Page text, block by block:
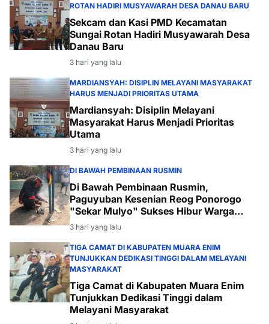
ROTAN HADIRI MUSYAWARAH DESA DANAU BARU
Sekcam dan Kasi PMD Kecamatan
Sungai Rotan Hadiri Musyawarah Desa
Danau Baru
3 hari yang lalu
MARDIANSYAH: DISIPLIN MELAYANI MASYARAKAT
HARUS MENJADI PRIORITAS UTAMA
Mardiansyah: Disiplin Melayani
Masyarakat Harus Menjadi Prioritas
Utama
3 hari yang lalu
DI BAWAH PEMBINAAN RUSMIN
Di Bawah Pembinaan Rusmin,
Paguyuban Kesenian Reog Ponorogo
"Sekar Mulyo" Sukses Hibur Warga
Desa Payabakal
3 hari yang lalu
TIGA CAMAT DI KABUPATEN MUARA ENIM
TUNJUKKAN DEDIKASI TINGGI DALAM MELAYANI
MASYARAKAT
Tiga Camat di Kabupaten Muara Enim
Tunjukkan Dedikasi Tinggi dalam
Melayani Masyarakat